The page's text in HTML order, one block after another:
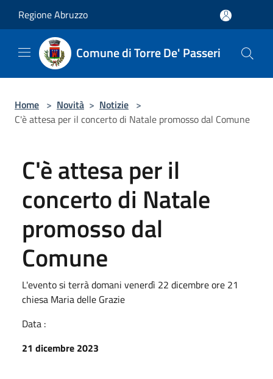
Regione Abruzzo
Comune di Torre De' Passeri
Home > Novità > Notizie >
C'è attesa per il concerto di Natale promosso dal Comune
C'è attesa per il
concerto di Natale
promosso dal
Comune
L'evento si terrà domani venerdì 22 dicembre ore 21
chiesa Maria delle Grazie
Data :
21 dicembre 2023